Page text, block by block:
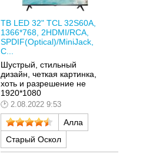
ТВ LED 32" TCL 32S60A,
1366*768, 2HDMI/RCA,
SPDIF(Optical)/MiniJack,
C...
Шустрый, стильный
дизайн, четкая картинка,
хоть и разрешение не
1920*1080
2.08.2022 9:53
Алла
Старый Оскол